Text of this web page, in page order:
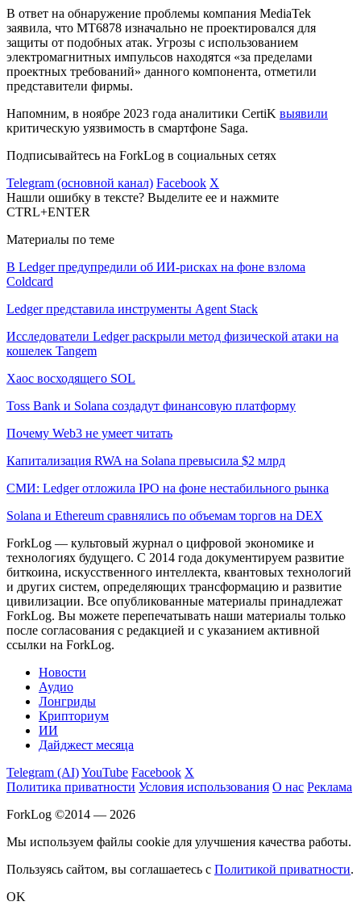
В ответ на обнаружение проблемы компания MediaTek
заявила, что MT6878 изначально не проектировался для
защиты от подобных атак. Угрозы с использованием
электромагнитных импульсов находятся «за пределами
проектных требований» данного компонента, отметили
представители фирмы.
Напомним, в ноябре 2023 года аналитики CertiK выявили
критическую уязвимость в смартфоне Saga.
Подписывайтесь на ForkLog в социальных сетях
Telegram (основной канал) Facebook X
Нашли ошибку в тексте? Выделите ее и нажмите
CTRL+ENTER
Материалы по теме
В Ledger предупредили об ИИ-рисках на фоне взлома
Coldcard
Ledger представила инструменты Agent Stack
Исследователи Ledger раскрыли метод физической атаки на
кошелек Tangem
Хаос восходящего SOL
Toss Bank и Solana создадут финансовую платформу
Почему Web3 не умеет читать
Капитализация RWA на Solana превысила $2 млрд
СМИ: Ledger отложила IPO на фоне нестабильного рынка
Solana и Ethereum сравнялись по объемам торгов на DEX
ForkLog — культовый журнал о цифровой экономике и
технологиях будущего. С 2014 года документируем развитие
биткоина, искусственного интеллекта, квантовых технологий
и других систем, определяющих трансформацию и развитие
цивилизации. Все опубликованные материалы принадлежат
ForkLog. Вы можете перепечатывать наши материалы только
после согласования с редакцией и с указанием активной
ссылки на ForkLog.
Новости
Аудио
Лонгриды
Крипториум
ИИ
Дайджест месяца
Telegram (AI)YouTube Facebook X
Политика приватности Условия использования О нас Реклама
ForkLog ©2014 — 2026
Мы используем файлы cookie для улучшения качества работы.
Пользуясь сайтом, вы соглашаетесь с Политикой приватности.
OK